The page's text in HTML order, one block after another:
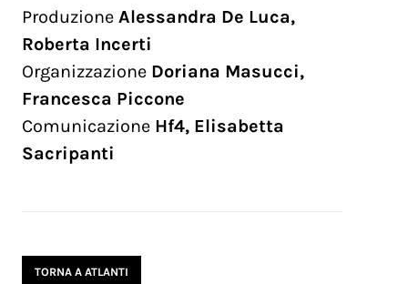
Produzione Alessandra De Luca,
Roberta Incerti
Organizzazione Doriana Masucci,
Francesca Piccone
Comunicazione Hf4, Elisabetta
Sacripanti
TORNA A ATLANTI